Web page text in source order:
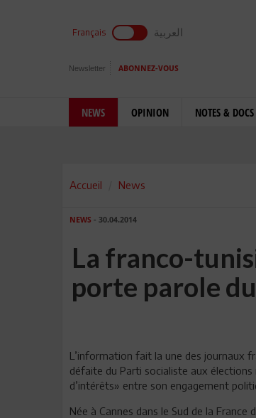
Français العربية
Newsletter ABONNEZ-VOUS
NEWS OPINION NOTES & DOCS
Accueil News
NEWS - 30.04.2014
La franco-
porte parole
L’information fait la une des journaux
défaite du Parti socialiste aux
d’intérêts» entre son engagement
Née à Cannes dans le Sud de la